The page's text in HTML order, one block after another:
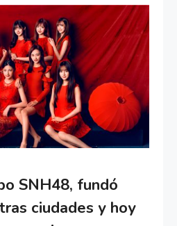
SNH48, fundó
ciudades y hoy